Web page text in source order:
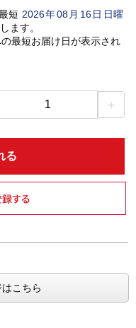
短 2026年08 月 16日日曜
ます。
最短お届け日が表示され
1 ＋
る
こちら